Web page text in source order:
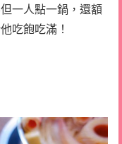
一人點一鍋，還額
吃飽吃滿！